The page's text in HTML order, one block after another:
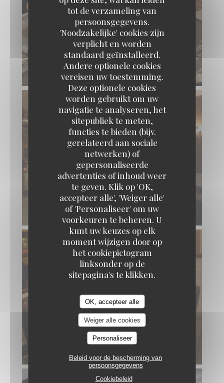
tot de verzameling van
persoonsgegevens.
'Noodzakelijke' cookies zijn
verplicht en worden
standaard geïnstalleerd.
Andere optionele cookies
vereisen uw toestemming.
Deze optionele cookies
worden gebruikt om uw
navigatie te analyseren, het
sitepubliek te meten,
functies te bieden (bijv.
gerelateerd aan sociale
netwerken) of
gepersonaliseerde
advertenties of inhoud weer
te geven. Klik op 'OK,
accepteer alle', 'Weiger alle'
of 'Personaliseer' om uw
voorkeuren te beheren. U
kunt uw keuzes op elk
moment wijzigen door op
het cookiepictogram
linksonder op de
sitepagina's te klikken.
OK, accepteer alle
Weiger alle cookies
Personaliseer
Beleid voor de bescherming van
persoonsgegevens
Cookiebeleid
Loos'Taminet